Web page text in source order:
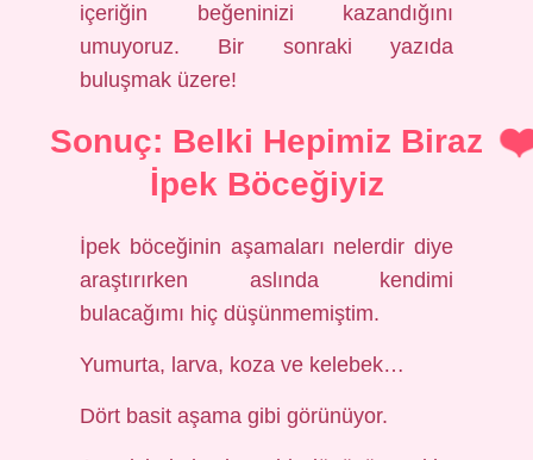
içeriğin beğeninizi kazandığını
umuyoruz. Bir sonraki yazıda
buluşmak üzere!
Sonuç: Belki Hepimiz Biraz
İpek Böceğiyiz
İpek böceğinin aşamaları nelerdir diye
araştırırken aslında kendimi
bulacağımı hiç düşünmemiştim.
Yumurta, larva, koza ve kelebek…
Dört basit aşama gibi görünüyor.